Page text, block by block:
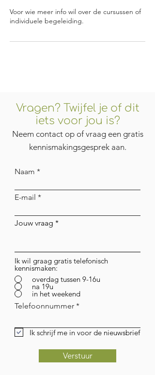
Voor wie meer info wil over de cursussen of
individuele begeleiding.
Vragen? Twijfel je of dit
iets voor jou is?
Neem contact op of vraag een gratis
kennismakingsgesprek aan.
Naam
E-mail
Jouw vraag
Ik wil graag gratis telefonisch
kennismaken:
overdag tussen 9-16u
na 19u
in het weekend
Telefoonnummer
Ik schrijf me in voor de nieuwsbrief
Verstuur